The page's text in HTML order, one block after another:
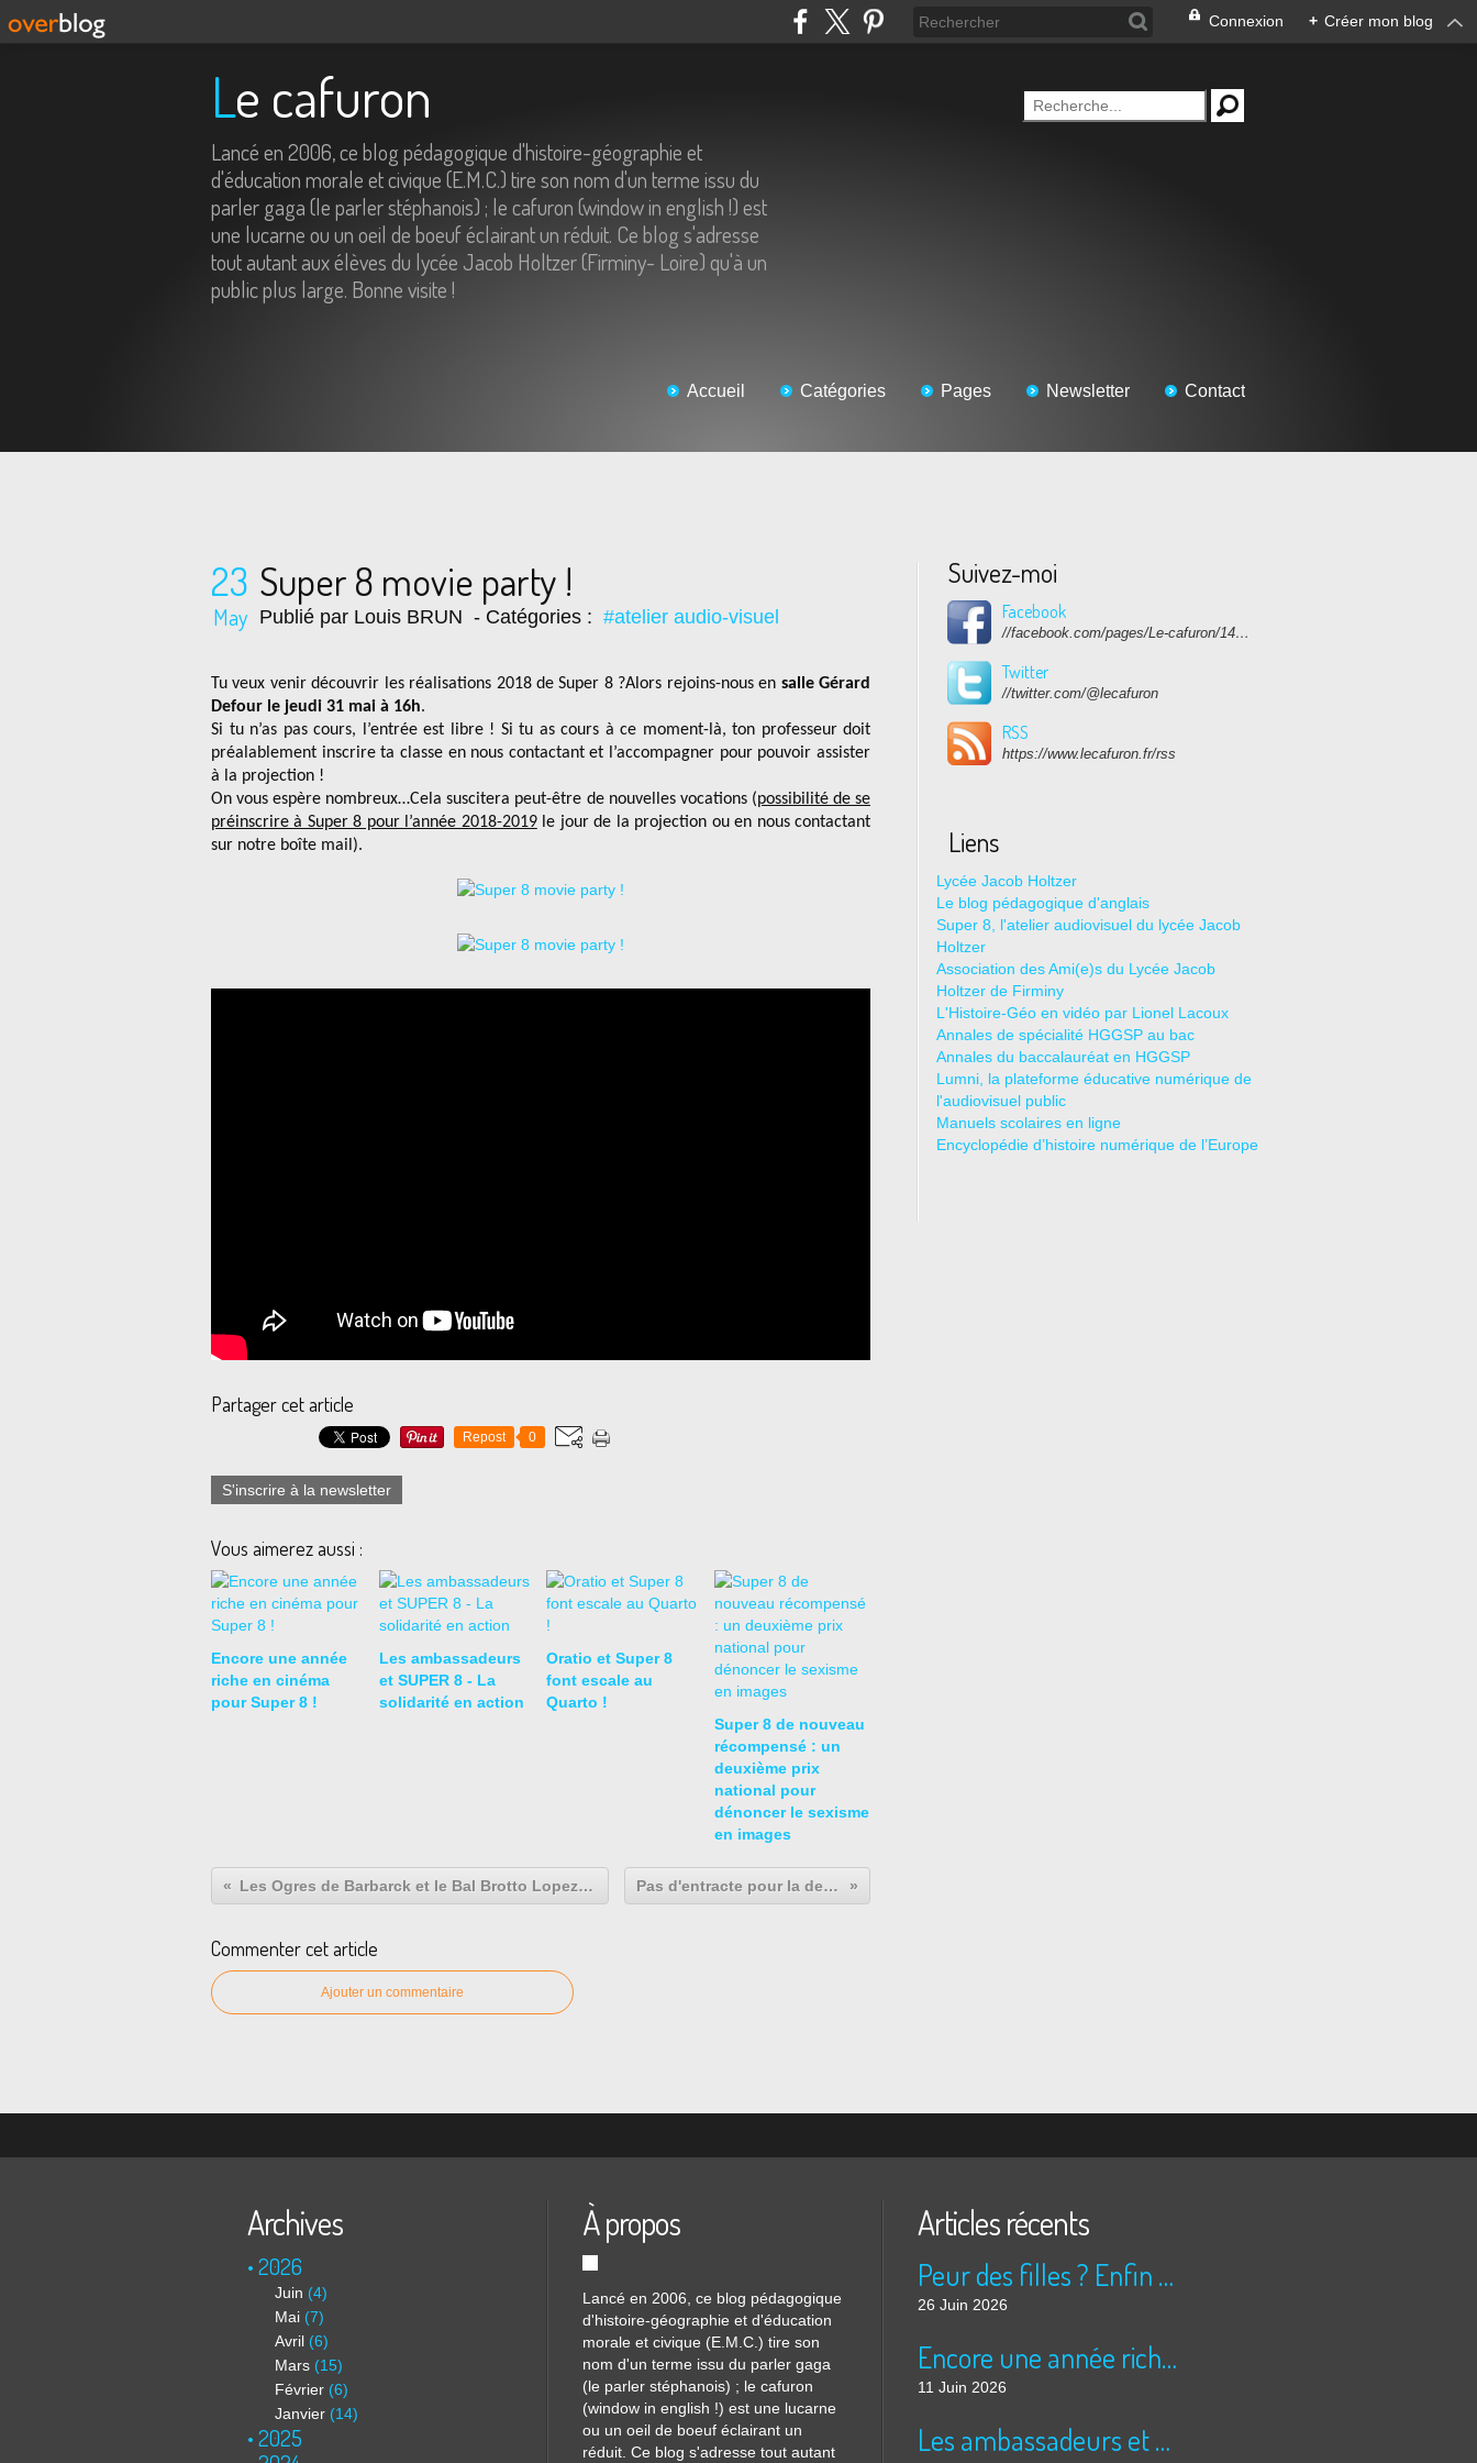
Connexion + Créer mon blog
Le cafuron
Lancé en 2006, ce blog pédagogique d'histoire-géographie et
d'éducation morale et civique (E.M.C.) tire son nom d'un terme issu du
parler gaga (le parler stéphanois) ; le cafuron (window in english !) est
une lucarne ou un oeil de boeuf éclairant un réduit. Ce blog s'adresse
tout autant aux élèves du lycée Jacob Holtzer (Firminy- Loire) qu'à un
public plus large. Bonne visite !
Accueil Catégories Pages Newsletter Contact
23
May
Super 8 movie party !
Publié par Louis BRUN - Catégories : #atelier audio-visuel
Tu veux venir découvrir les réalisations 2018 de Super 8 ?Alors rejoins-nous en salle Gérard
Defour le jeudi 31 mai à 16h.
Si tu n’as pas cours, l’entrée est libre ! Si tu as cours à ce moment-là, ton professeur doit
préalablement inscrire ta classe en nous contactant et l’accompagner pour pouvoir assister
à la projection !
On vous espère nombreux…Cela suscitera peut-être de nouvelles vocations (possibilité de se
préinscrire à Super 8 pour l’année 2018-2019le jour de la projection ou en nous contactant
sur notre boîte mail).
Partager cet article
Repost 0
S'inscrire à la newsletter
Vous aimerez aussi :
Encore une année
riche en cinéma
pour Super 8 !
Les ambassadeurs
et SUPER 8 - La
solidarité en action
Oratio et Super 8
font escale au
Quarto !
Super 8 de nouveau
récompensé : un
deuxième prix
national pour
dénoncer le sexisme
en images
Les Ogres de Barbarck et le Bal Brotto Lopez en interview bucolique Pas d'entracte pour la dernière séance !
Commenter cet article
Ajouter un commentaire
Suivez-moi
Facebook
//facebook.com/pages/Le-cafuron/1415682768741632
Twitter
//twitter.com/@lecafuron
RSS
https://www.lecafuron.fr/rss
Liens
Lycée Jacob Holtzer
Le blog pédagogique d'anglais
Super 8, l'atelier audiovisuel du lycée Jacob
Holtzer
Association des Ami(e)s du Lycée Jacob
Holtzer de Firminy
L'Histoire-Géo en vidéo par Lionel Lacoux
Annales de spécialité HGGSP au bac
Annales du baccalauréat en HGGSP
Lumni, la plateforme éducative numérique de
l'audiovisuel public
Manuels scolaires en ligne
Encyclopédie d’histoire numérique de l’Europe
Archives
2026
Juin (4)
Mai (7)
Avril (6)
Mars (15)
Février (6)
Janvier (14)
2025
À propos
Lancé en 2006, ce blog pédagogique
d'histoire-géographie et d'éducation
morale et civique (E.M.C.) tire son
nom d'un terme issu du parler gaga
(le parler stéphanois) ; le cafuron
(window in english !) est une lucarne
ou un oeil de boeuf éclairant un
réduit. Ce blog s'adresse tout autant
Articles récents
Peur des filles ? Enfin rassuré ?
26 Juin 2026
Encore une année riche en cinéma pour Super 8 !
11 Juin 2026
Les ambassadeurs et SUPER 8 - La solidarité en action